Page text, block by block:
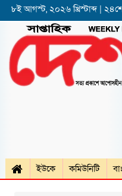
৮ই আগস্ট, ২০২৬ খ্রিস্টাব্দ | ২৪শে
ইউকে কমিউনিটি